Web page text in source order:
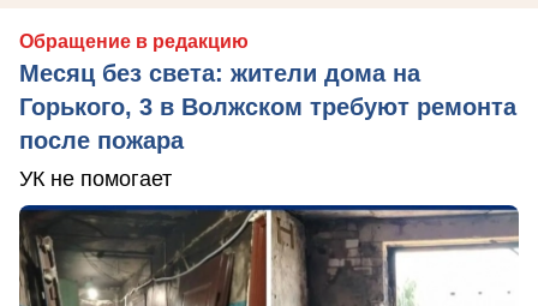
Обращение в редакцию
Месяц без света: жители дома на
Горького, 3 в Волжском требуют ремонта
после пожара
УК не помогает